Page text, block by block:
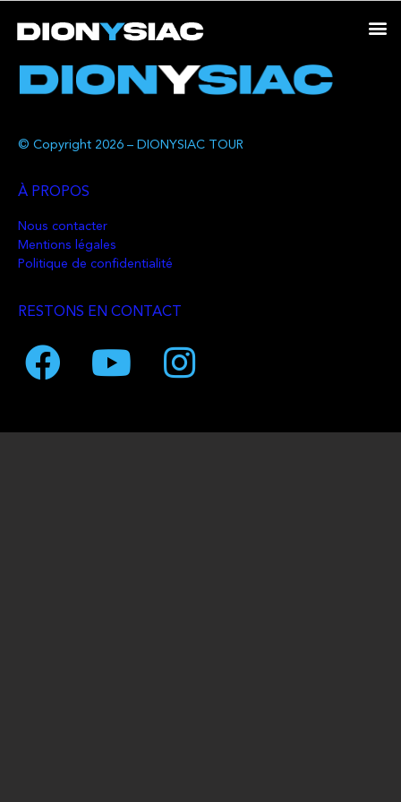
© Copyright 2026 – DIONYSIAC TOUR
À PROPOS
Nous contacter
Mentions légales
Politique de confidentialité
RESTONS EN CONTACT